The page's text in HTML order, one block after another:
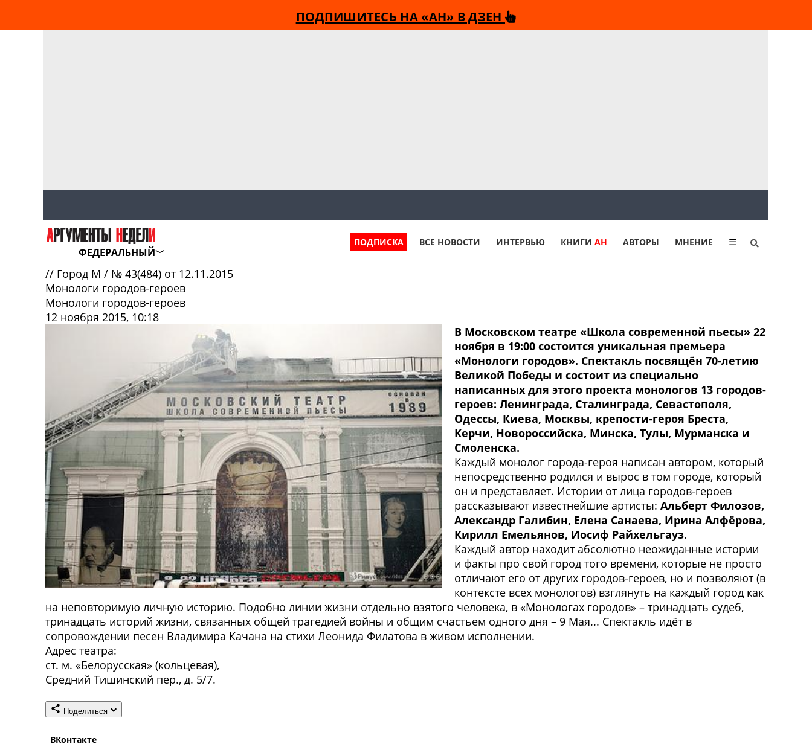
ПОДПИШИТЕСЬ НА «АН» В ДЗЕН
ФЕДЕРАЛЬНЫЙ
ПОДПИСКА ВСЕ НОВОСТИ ИНТЕРВЬЮ КНИГИ АН АВТОРЫ МНЕНИЕ ☰
// Город М / № 43(484) от 12.11.2015
Монологи городов-героев
Монологи городов-героев
12 ноября 2015, 10:18
В Московском театре «Школа современной пьесы» 22
ноября в 19:00 состоится уникальная премьера
«Монологи городов». Спектакль посвящён 70-летию
Великой Победы и состоит из специально
написанных для этого проекта монологов 13 городов-
героев: Ленинграда, Сталинграда, Севастополя,
Одессы, Киева, Москвы, крепости-героя Бреста,
Керчи, Новороссийска, Минска, Тулы, Мурманска и
Смоленска.
Каждый монолог города-героя написан автором, который
непосредственно родился и вырос в том городе, который
он и представляет. Истории от лица городов-героев
рассказывают известнейшие артисты: Альберт Филозов,
Александр Галибин, Елена Санаева, Ирина Алфёрова,
Кирилл Емельянов, Иосиф Райхельгауз.
Каждый автор находит абсолютно неожиданные истории
и факты про свой город того времени, которые не просто
отличают его от других городов-героев, но и позволяют (в
контексте всех монологов) взглянуть на каждый город как
на неповторимую личную историю. Подобно линии жизни отдельно взятого человека, в «Монологах городов» – тринадцать судеб,
тринадцать историй жизни, связанных общей трагедией войны и общим счастьем одного дня – 9 Мая... Спектакль идёт в
сопровождении песен Владимира Качана на стихи Леонида Филатова в живом исполнении.
Адрес театра:
ст. м. «Белорусская» (кольцевая),
Средний Тишинский пер., д. 5/7.
Поделиться
ВКонтакте